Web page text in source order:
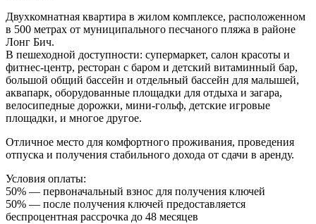
Двухкомнатная квартира в жилом комплексе, расположенном
в 500 метрах от муниципального песчаного пляжа в районе
Лонг Бич.
В пешеходной доступности: супермаркет, салон красоты и
фитнес-центр, ресторан с баром и детский витаминный бар,
большой общий бассейн и отдельный бассейн для малышей,
аквапарк, оборудованные площадки для отдыха и загара,
велосипедные дорожки, мини-гольф, детские игровые
площадки, и многое другое.
Отличное место для комфортного проживания, проведения
отпуска и получения стабильного дохода от сдачи в аренду.
Условия оплаты:
50% — первоначальный взнос для получения ключей
50% — после получения ключей предоставляется
беспроцентная рассрочка до 48 месяцев